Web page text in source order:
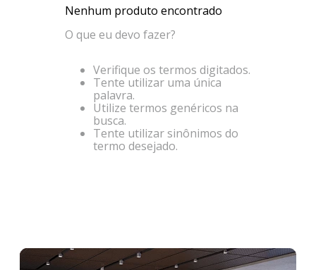
Nenhum produto encontrado
O que eu devo fazer?
Verifique os termos digitados.
Tente utilizar uma única
palavra.
Utilize termos genéricos na
busca.
Tente utilizar sinônimos do
termo desejado.